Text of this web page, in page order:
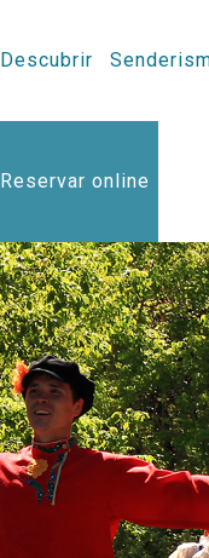
Descubrir
Reservar online